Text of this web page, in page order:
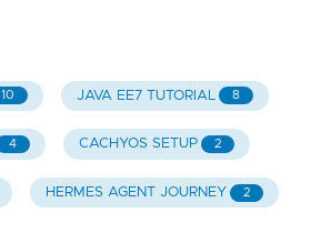
10 JAVA EE7 TUTORIAL 8
4 CACHYOS SETUP 2
HERMES AGENT JOURNEY 2